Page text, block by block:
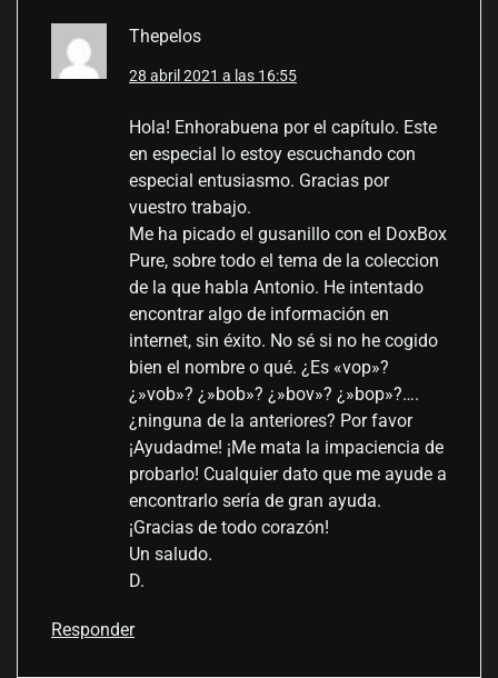
Thepelos
28 abril 2021 a las 16:55
Hola! Enhorabuena por el capítulo. Este
en especial lo estoy escuchando con
especial entusiasmo. Gracias por
vuestro trabajo.
Me ha picado el gusanillo con el DoxBox
Pure, sobre todo el tema de la coleccion
de la que habla Antonio. He intentado
encontrar algo de información en
internet, sin éxito. No sé si no he cogido
bien el nombre o qué. ¿Es «vop»?
¿»vob»? ¿»bob»? ¿»bov»? ¿»bop»?….
¿ninguna de la anteriores? Por favor
¡Ayudadme! ¡Me mata la impaciencia de
probarlo! Cualquier dato que me ayude a
encontrarlo sería de gran ayuda.
¡Gracias de todo corazón!
Un saludo.
D.
Responder